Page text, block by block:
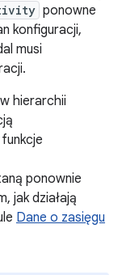
ponowne
konfiguracji,
musi
hierarchii
ponownie
jak działają
Dane o zasięgu